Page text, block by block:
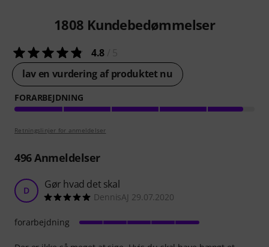
1808 Kundebedømmelser
4.8
lav en vurdering af produktet nu
FORARBEJDNING
Retningslinjer for anmeldelser
496Anmeldelser
D Gør hvad det skal
DennisAJ 29.07.2020
forarbejdning